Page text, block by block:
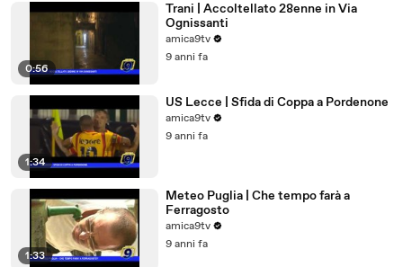
0:56
Trani | Accoltellato 28enne in Via
Ognissanti
amica9tv
9 anni fa
1:34
US Lecce | Sfida di Coppa a Pordenone
amica9tv
9 anni fa
1:33
Meteo Puglia | Che tempo farà a
Ferragosto
amica9tv
9 anni fa